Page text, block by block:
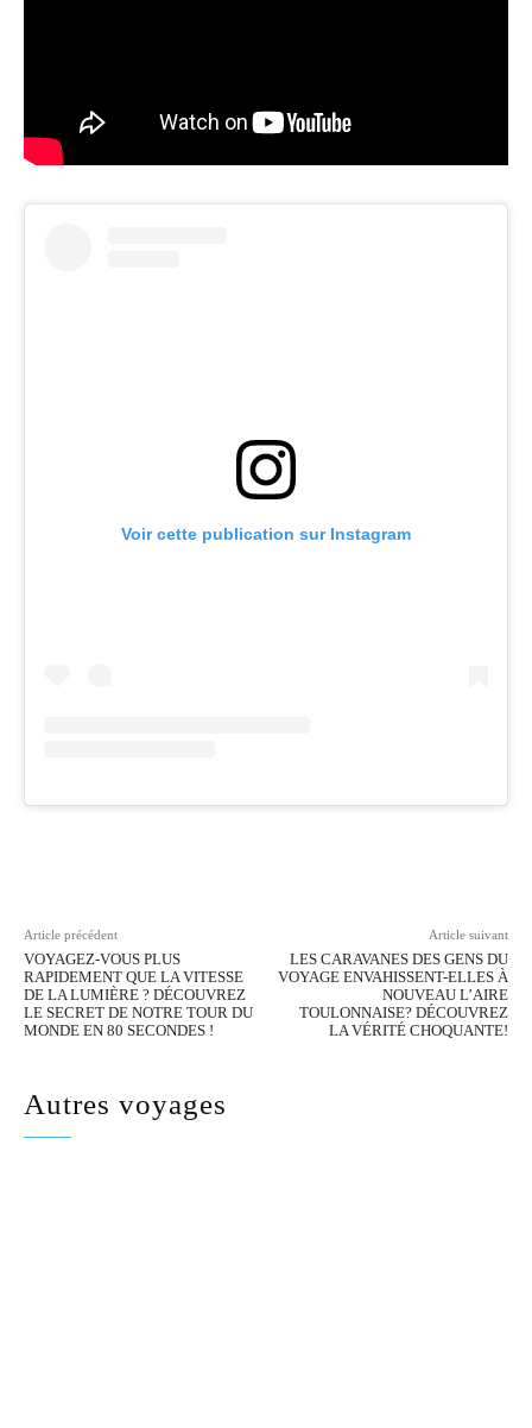
Voir cette publication sur Instagram
Article précédent
VOYAGEZ-VOUS PLUS
RAPIDEMENT QUE LA VITESSE
DE LA LUMIÈRE ? DÉCOUVREZ
LE SECRET DE NOTRE TOUR DU
MONDE EN 80 SECONDES !
Article suivant
LES CARAVANES DES GENS DU
VOYAGE ENVAHISSENT-ELLES À
NOUVEAU L’AIRE
TOULONNAISE? DÉCOUVREZ
LA VÉRITÉ CHOQUANTE!
Autres voyages